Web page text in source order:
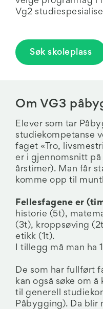
Vg2
Søk skoleplass
Om VG3
Elever som tar
studiekompetanse
faget «Tro,
er i gjennomsnitt på
årstimer). Man får
komme opp til
Fellesfagene er
historie (5t),
(3t), kroppsøving
etikk (1t).
I tillegg må man ha
De som har fullført
kan også søke om
til generell
Påbygging). Da blir